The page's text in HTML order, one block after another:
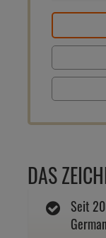
DAS
Seit